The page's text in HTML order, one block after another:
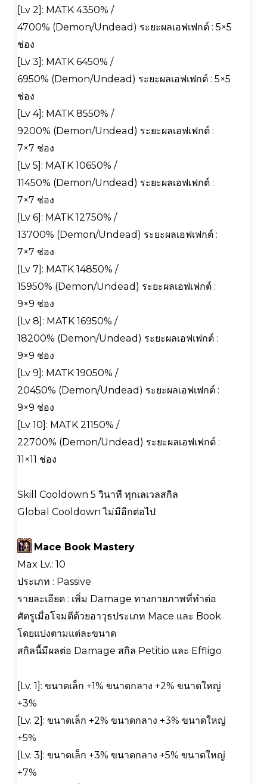
[Lv 2]: MATK 4350% /
4700% (Demon/Undead) ระยะผลเอฟเฟกต์ : 5×5
ช่อง
[Lv 3]: MATK 6450% /
6950% (Demon/Undead) ระยะผลเอฟเฟกต์ : 5×5
ช่อง
[Lv 4]: MATK 8550% /
9200% (Demon/Undead) ระยะผลเอฟเฟกต์ :
7×7 ช่อง
[Lv 5]: MATK 10650% /
11450% (Demon/Undead) ระยะผลเอฟเฟกต์ :
7×7 ช่อง
[Lv 6]: MATK 12750% /
13700% (Demon/Undead) ระยะผลเอฟเฟกต์ :
7×7 ช่อง
[Lv 7]: MATK 14850% /
15950% (Demon/Undead) ระยะผลเอฟเฟกต์ :
9×9 ช่อง
[Lv 8]: MATK 16950% /
18200% (Demon/Undead) ระยะผลเอฟเฟกต์ :
9×9 ช่อง
[Lv 9]: MATK 19050% /
20450% (Demon/Undead) ระยะผลเอฟเฟกต์ :
9×9 ช่อง
[Lv 10]: MATK 21150% /
22700% (Demon/Undead) ระยะผลเอฟเฟกต์ :
11×11 ช่อง
Skill Cooldown 5 วินาที ทุกเลเวลสกิล
Global Cooldown ไม่มีอีกต่อไป
Mace Book Mastery
Max Lv.: 10
ประเภท : Passive
รายละเอียด : เพิ่ม Damage ทางกายภาพที่ทำต่อ
ศัตรูเมื่อโจมตีด้วยอาวุธประเภท Mace และ Book
โดยแบ่งตามแต่ละขนาด
สกิลนี้มีผลต่อ Damage สกิล Petitio และ Effligo
[Lv. 1]: ขนาดเล็ก +1% ขนาดกลาง +2% ขนาดใหญ่
+3%
[Lv. 2]: ขนาดเล็ก +2% ขนาดกลาง +3% ขนาดใหญ่
+5%
[Lv. 3]: ขนาดเล็ก +3% ขนาดกลาง +5% ขนาดใหญ่
+7%